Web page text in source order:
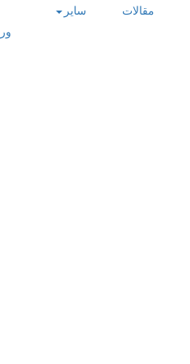
مقالات
سایر